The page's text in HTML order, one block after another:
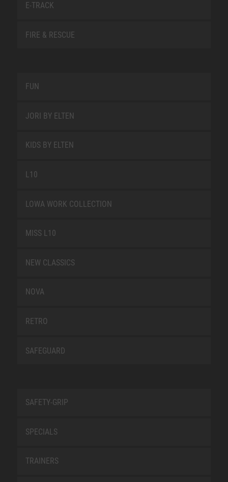
E-TRACK
FIRE & RESCUE
FUN
JORI BY ELTEN
KIDS BY ELTEN
L10
LOWA WORK COLLECTION
MISS L10
NEW CLASSICS
NOVA
RETRO
SAFEGUARD
SAFETY-GRIP
SPECIALS
TRAINERS